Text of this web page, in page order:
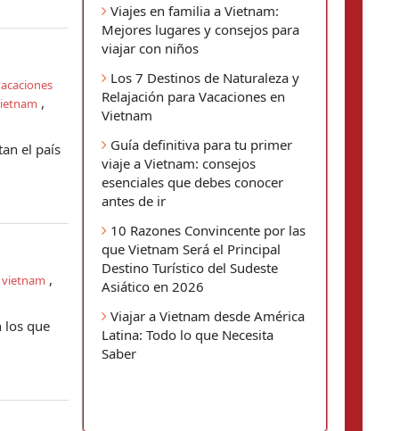
,
el país
,
los que
Viajes en familia a Vietnam:
Mejores lugares y consejos para
viajar con niños
Los 7 Destinos de Naturaleza y
Relajación para Vacaciones en
Vietnam
Guía definitiva para tu primer
viaje a Vietnam: consejos
esenciales que debes conocer
antes de ir
10 Razones Convincente por las
que Vietnam Será el Principal
Destino Turístico del Sudeste
Asiático en 2026
Viajar a Vietnam desde América
Latina: Todo lo que Necesita
Saber